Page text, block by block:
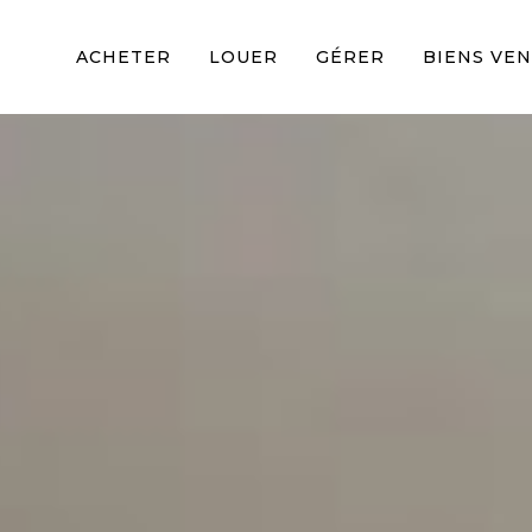
ACHETER LOUER GÉRER BIENS